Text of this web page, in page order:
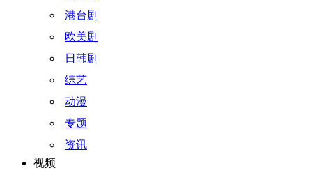
港台剧
欧美剧
日韩剧
综艺
动漫
专题
资讯
视频